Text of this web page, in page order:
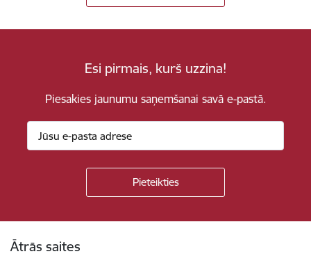
Esi pirmais, kurš uzzina!
Piesakies jaunumu saņemšanai savā e-pastā.
Ātrās saites